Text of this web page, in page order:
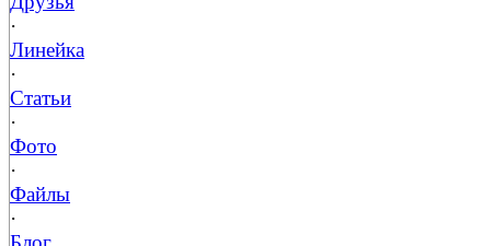
·
Линейка
·
Статьи
·
Фото
·
Файлы
·